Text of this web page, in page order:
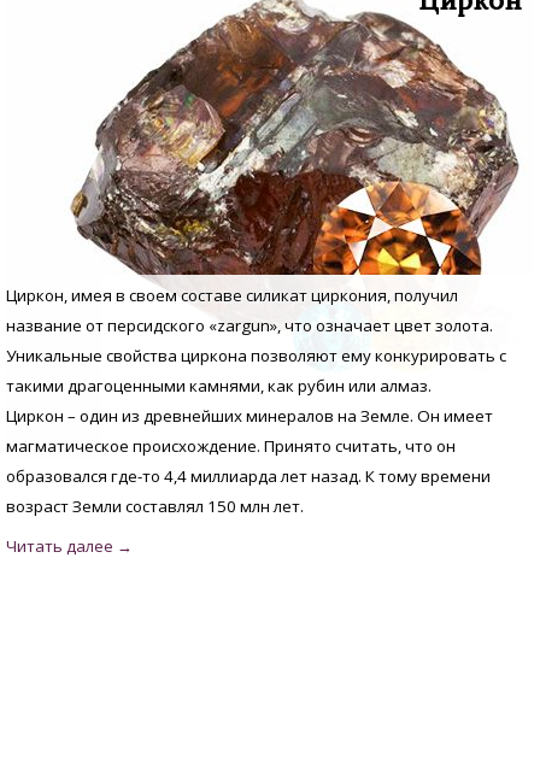
Циркон, имея в своем составе силикат циркония, получил
название от персидского «zargun», что означает цвет золота.
Уникальные свойства циркона позволяют ему конкурировать с
такими драгоценными камнями, как рубин или алмаз.
Циркон – один из древнейших минералов на Земле. Он имеет
магматическое происхождение. Принято считать, что он
образовался где-то 4,4 миллиарда лет назад. К тому времени
возраст Земли составлял 150 млн лет.